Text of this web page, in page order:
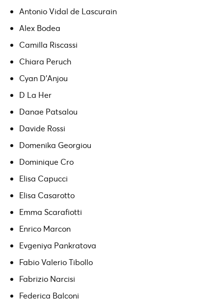
Antonio Vidal de Lascurain
Alex Bodea
Camilla Riscassi
Chiara Peruch
Cyan D’Anjou
D La Her
Danae Patsalou
Davide Rossi
Domenika Georgiou
Dominique Cro
Elisa Capucci
Elisa Casarotto
Emma Scarafiotti
Enrico Marcon
Evgeniya Pankratova
Fabio Valerio Tibollo
Fabrizio Narcisi
Federica Balconi